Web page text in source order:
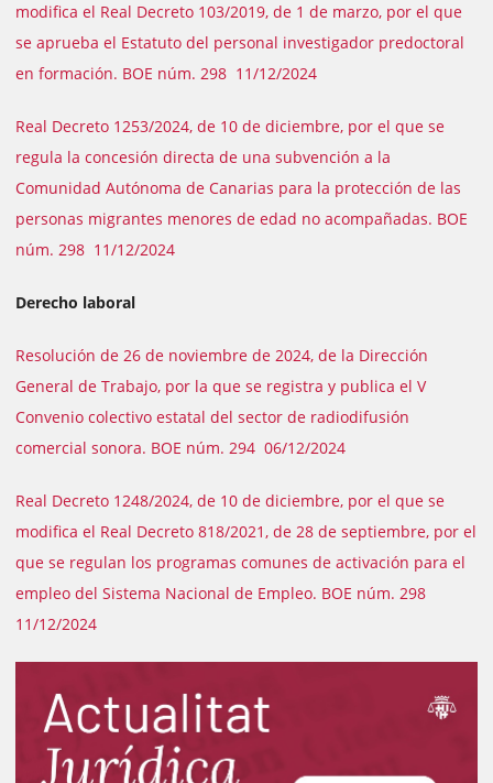
modifica el Real Decreto 103/2019, de 1 de marzo, por el que
se aprueba el Estatuto del personal investigador predoctoral
en formación. BOE núm. 298 11/12/2024
Real Decreto 1253/2024, de 10 de diciembre, por el que se
regula la concesión directa de una subvención a la
Comunidad Autónoma de Canarias para la protección de las
personas migrantes menores de edad no acompañadas. BOE
núm. 298 11/12/2024
Derecho laboral
Resolución de 26 de noviembre de 2024, de la Dirección
General de Trabajo, por la que se registra y publica el V
Convenio colectivo estatal del sector de radiodifusión
comercial sonora. BOE núm. 294 06/12/2024
Real Decreto 1248/2024, de 10 de diciembre, por el que se
modifica el Real Decreto 818/2021, de 28 de septiembre, por el
que se regulan los programas comunes de activación para el
empleo del Sistema Nacional de Empleo. BOE núm. 298
11/12/2024